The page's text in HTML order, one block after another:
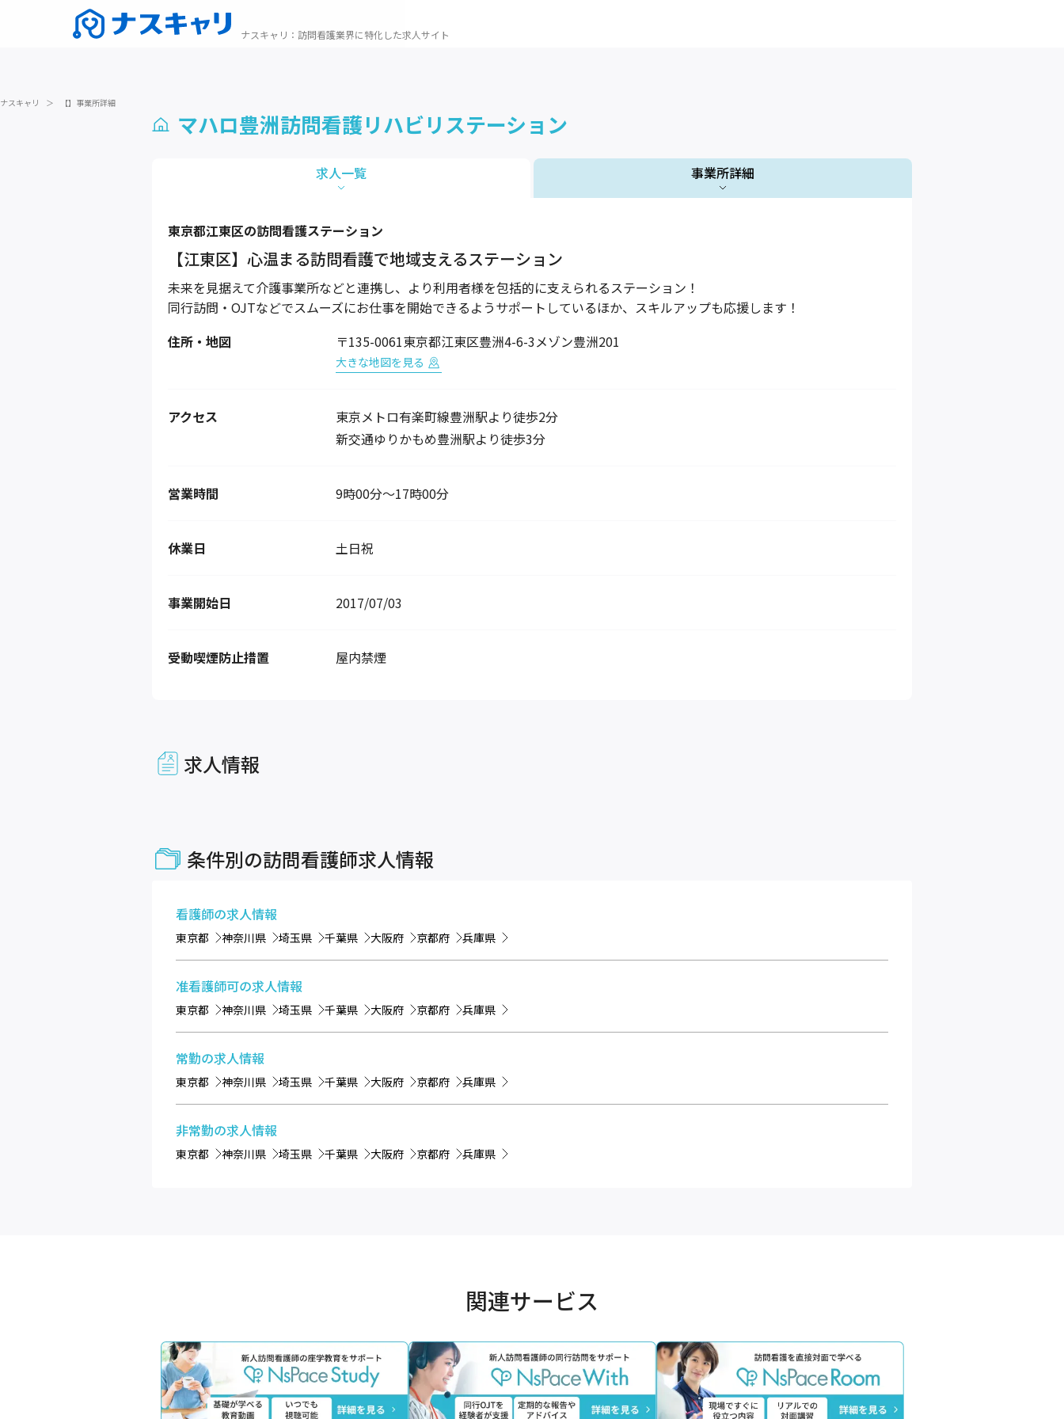
ナスキャリ ： 訪問看護業界に特化した求人サイト
ナスキャリ ＞ 【】事業所詳細
マハロ豊洲訪問看護リハビリステーション
求人一覧 事業所詳細
1 / 1
東京都江東区の訪問看護ステーション
【江東区】心温まる訪問看護で地域支えるステーション
未来を見据えて介護事業所などと連携し、より利用者様を包括的に支えられるステーション！
同行訪問・OJTなどでスムーズにお仕事を開始できるようサポートしているほか、スキルアップも応援します！
住所・地図
〒135-0061東京都江東区豊洲4-6-3メゾン豊洲201
大きな地図を見る
アクセス
東京メトロ有楽町線豊洲駅より徒歩2分
新交通ゆりかもめ豊洲駅より徒歩3分
営業時間 9時00分～17時00分
休業日 土日祝
事業開始日 2017/07/03
受動喫煙防止措置 屋内禁煙
求人情報
条件別の訪問看護師求人情報
看護師の求人情報
東京都 神奈川県 埼玉県 千葉県 大阪府 京都府 兵庫県
准看護師可の求人情報
東京都 神奈川県 埼玉県 千葉県 大阪府 京都府 兵庫県
常勤の求人情報
東京都 神奈川県 埼玉県 千葉県 大阪府 京都府 兵庫県
非常勤の求人情報
東京都 神奈川県 埼玉県 千葉県 大阪府 京都府 兵庫県
関連サービス